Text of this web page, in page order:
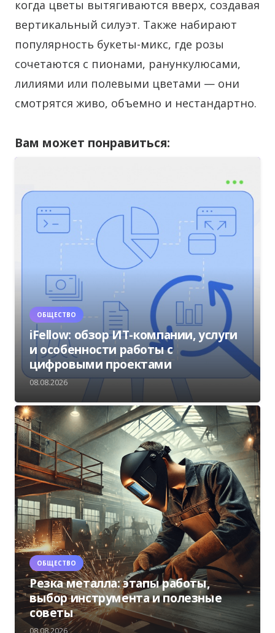
когда цветы вытягиваются вверх, создавая
вертикальный силуэт. Также набирают
популярность букеты-микс, где розы
сочетаются с пионами, ранункулюсами,
лилиями или полевыми цветами — они
смотрятся живо, объемно и нестандартно.
Вам может понравиться:
ОБЩЕСТВО
iFellow: обзор ИТ-компании, услуги
и особенности работы с
цифровыми проектами
08.08.2026
ОБЩЕСТВО
Резка металла: этапы работы,
выбор инструмента и полезные
советы
08.08.2026